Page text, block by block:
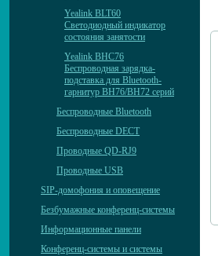
Yealink BLT60
Светодиодный индикатор
состояния занятости
Yealink BHC76
Беспроводная зарядка-
подставка для Bluetooth-
гарнитур BH76/BH72 серий
Беспроводные Bluetooth
Беспроводные DECT
Проводные QD-RJ9
Проводные USB
SIP-домофония и оповещение
Безбумажные конференц-системы
Информационные панели
Конференц-системы и системы